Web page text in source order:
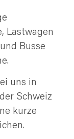
Lastwagen
Busse
uns in
Schweiz
kurze